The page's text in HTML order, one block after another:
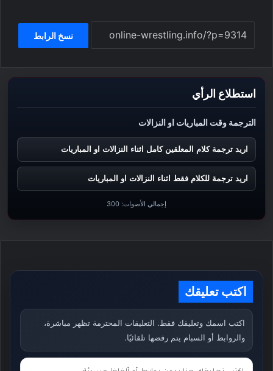
نسخ الرابط
استطلاع الرأي
الترجمة وقت المباريات او النزالات
اريد ترجمة كلام المعلقين كامل اثناء النزالات او المباريات
اريد ترجمة للكلام فقط اثناء النزالات او المباريات
إجمالي الأصوات: 300
اكتب تعليقك
اكتب اسمك وتعليقك فقط. التعليقات المحترمة تظهر مباشرة،
والروابط أو السبام يتم رفضها تلقائيًا.
ت